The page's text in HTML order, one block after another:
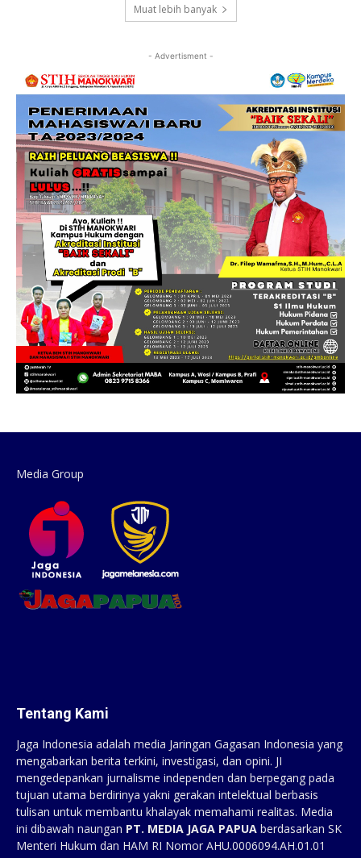
Muat lebih banyak
- Advertisment -
Media Group
Tentang Kami
Jaga Indonesia adalah media Jaringan Gagasan Indonesia yang
mengabarkan berita terkini, investigasi, dan opini. JI
mengedepankan jurnalisme independen dan berpegang pada
tujuan utama berdirinya yakni gerakan intelektual berbasis
tulisan untuk membantu khalayak memahami realitas. Media
ini dibawah naungan PT. MEDIA JAGA PAPUA berdasarkan SK
Menteri Hukum dan HAM RI Nomor AHU.0006094.AH.01.01